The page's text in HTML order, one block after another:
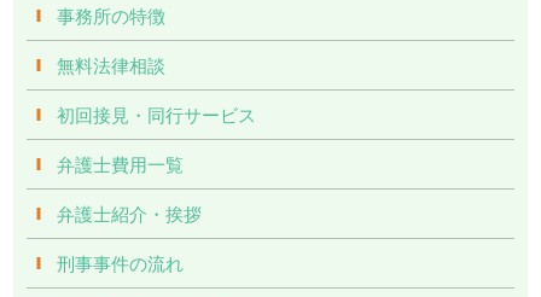
事務所の特徴
無料法律相談
初回接見・同行サービス
弁護士費用一覧
弁護士紹介・挨拶
刑事事件の流れ